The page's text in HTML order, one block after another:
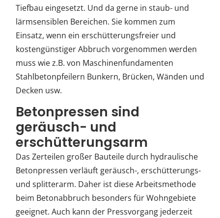
Tiefbau eingesetzt. Und da gerne in staub- und
lärmsensiblen Bereichen. Sie kommen zum
Einsatz, wenn ein erschütterungsfreier und
kostengünstiger Abbruch vorgenommen werden
muss wie z.B. von Maschinenfundamenten
Stahlbetonpfeilern Bunkern, Brücken, Wänden und
Decken usw.
Betonpressen sind
geräusch- und
erschütterungsarm
Das Zerteilen großer Bauteile durch hydraulische
Betonpressen verläuft geräusch-, erschütterungs-
und splitterarm. Daher ist diese Arbeitsmethode
beim Betonabbruch besonders für Wohngebiete
geeignet. Auch kann der Pressvorgang jederzeit